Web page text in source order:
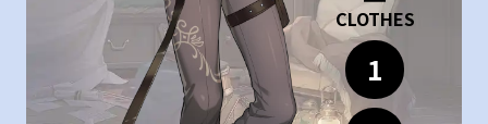
CLOTHES
1